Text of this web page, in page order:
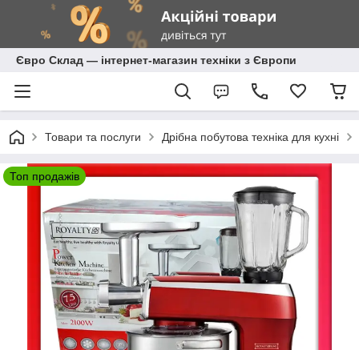
Євро Склад — інтернет-магазин техніки з Європи
Товари та послуги Дрібна побутова техніка для кухні
Топ продажів